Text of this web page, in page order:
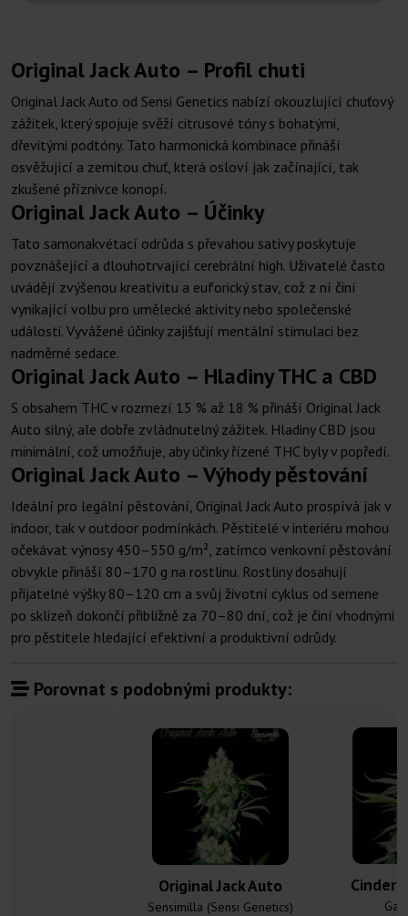
Original Jack Auto – Profil chuti
Original Jack Auto od Sensi Genetics nabízí okouzlující chuťový
zážitek, který spojuje svěží citrusové tóny s bohatými,
dřevitými podtóny. Tato harmonická kombinace přináší
osvěžující a zemitou chuť, která osloví jak začínající, tak
zkušené příznivce konopí.
Original Jack Auto – Účinky
Tato samonakvétací odrůda s převahou sativy poskytuje
povznášející a dlouhotrvající cerebrální high. Uživatelé často
uvádějí zvýšenou kreativitu a euforický stav, což z ní činí
vynikající volbu pro umělecké aktivity nebo společenské
události. Vyvážené účinky zajišťují mentální stimulaci bez
nadměrné sedace.
Original Jack Auto – Hladiny THC a CBD
S obsahem THC v rozmezí 15 % až 18 % přináší Original Jack
Auto silný, ale dobře zvládnutelný zážitek. Hladiny CBD jsou
minimální, což umožňuje, aby účinky řízené THC byly v popředí.
Original Jack Auto – Výhody pěstování
Ideální pro legální pěstování, Original Jack Auto prospívá jak v
indoor, tak v outdoor podmínkách. Pěstitelé v interiéru mohou
očekávat výnosy 450–550 g/m², zatímco venkovní pěstování
obvykle přináší 80–170 g na rostlinu. Rostliny dosahují
přijatelné výšky 80–120 cm a svůj životní cyklus od semene
po sklizeň dokončí přibližně za 70–80 dní, což je činí vhodnými
pro pěstitele hledající efektivní a produktivní odrůdy.
Porovnat s podobnými produkty:
Original Jack Auto
Sensimilla (Sensi Genetics)